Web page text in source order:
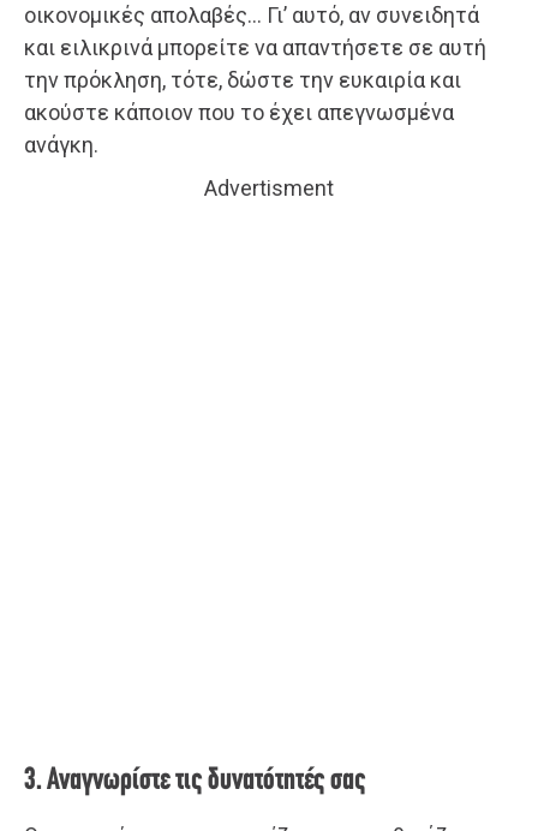
οικονομικές απολαβές… Γι’ αυτό, αν συνειδητά
και ειλικρινά μπορείτε να απαντήσετε σε αυτή
την πρόκληση, τότε, δώστε την ευκαιρία και
ακούστε κάποιον που το έχει απεγνωσμένα
ανάγκη.
Advertisment
3. Αναγνωρίστε τις δυνατότητές σας